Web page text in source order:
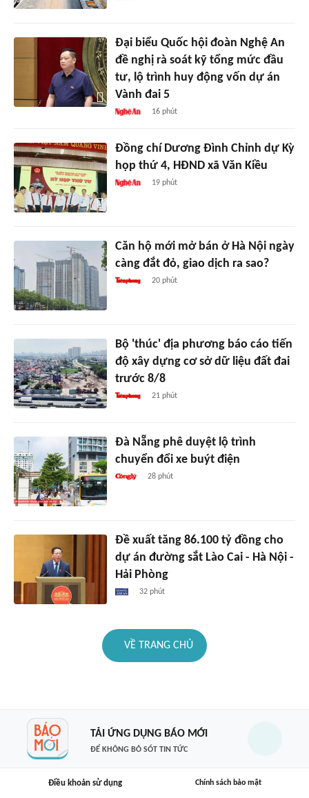
Đại biểu Quốc hội đoàn Nghệ An
đề nghị rà soát kỹ tổng mức đầu
tư, lộ trình huy động vốn dự án
Vành đai 5
16 phút
Đồng chí Dương Đình Chỉnh dự Kỳ
họp thứ 4, HĐND xã Văn Kiều
19 phút
Căn hộ mới mở bán ở Hà Nội ngày
càng đắt đỏ, giao dịch ra sao?
20 phút
Bộ 'thúc' địa phương báo cáo tiến
độ xây dựng cơ sở dữ liệu đất đai
trước 8/8
21 phút
Đà Nẵng phê duyệt lộ trình
chuyển đổi xe buýt điện
28 phút
Đề xuất tăng 86.100 tỷ đồng cho
dự án đường sắt Lào Cai - Hà Nội -
Hải Phòng
32 phút
VỀ TRANG CHỦ
TẢI ỨNG DỤNG BÁO MỚI
ĐỂ KHÔNG BỎ SÓT TIN TỨC
Điều khoản sử dụng Chính sách bảo mật